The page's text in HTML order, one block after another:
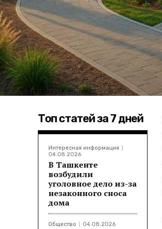
Топ статей за 7 дней
Интересная информация
04.08.2026
В Ташкенте
возбудили
уголовное дело из-за
незаконного сноса
дома
Общество 04.08.2026